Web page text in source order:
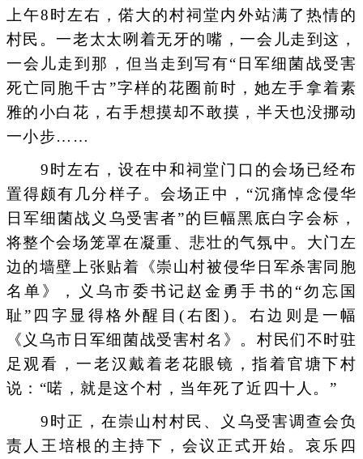
上午8时左右，偌大的村祠堂内外站满了热情的
村民。一老太太咧着无牙的嘴，一会儿走到这，
一会儿走到那，但当走到写有“日军细菌战受害
死亡同胞千古”字样的花圈前时，她左手拿着素
雅的小白花，右手想摸却不敢摸，半天也没挪动
一小步……
9时左右，设在中和祠堂门口的会场已经布
置得颇有几分样子。会场正中，“沉痛悼念侵华
日军细菌战义乌受害者”的巨幅黑底白字会标，
将整个会场笼罩在凝重、悲壮的气氛中。大门左
边的墙壁上张贴着《崇山村被侵华日军杀害同胞
名单》，义乌市委书记赵金勇手书的“勿忘国
耻”四字显得格外醒目(右图)。右边则是一幅
《义乌市日军细菌战受害村名》。村民们不时驻
足观看，一老汉戴着老花眼镜，指着官塘下村
说：“喏，就是这个村，当年死了近四十人。”
9时正，在崇山村村民、义乌受害调查会负
责人王培根的主持下，会议正式开始。哀乐四